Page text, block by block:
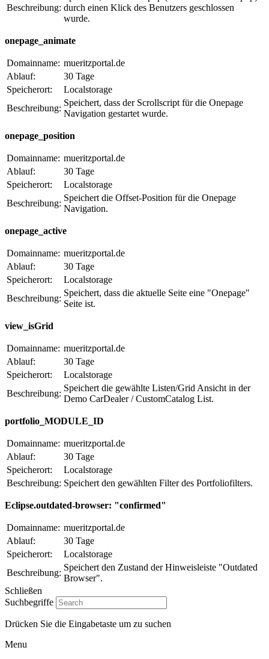
Beschreibung: durch einen Klick des Benutzers geschlossen
wurde.
onepage_animate
Domainname: mueritzportal.de
Ablauf:
30 Tage
Speicherort:
Localstorage
Beschreibung:
Speichert, dass der Scrollscript für die Onepage
Navigation gestartet wurde.
onepage_position
Domainname: mueritzportal.de
Ablauf:
30 Tage
Speicherort:
Localstorage
Beschreibung:
Speichert die Offset-Position für die Onepage
Navigation.
onepage_active
Domainname: mueritzportal.de
Ablauf:
30 Tage
Speicherort:
Localstorage
Beschreibung:
Speichert, dass die aktuelle Seite eine "Onepage"
Seite ist.
view_isGrid
Domainname: mueritzportal.de
Ablauf:
30 Tage
Speicherort:
Localstorage
Beschreibung:
Speichert die gewählte Listen/Grid Ansicht in der
Demo CarDealer / CustomCatalog List.
portfolio_MODULE_ID
Domainname: mueritzportal.de
Ablauf:
30 Tage
Speicherort:
Localstorage
Beschreibung: Speichert den gewählten Filter des Portfoliofilters.
Eclipse.outdated-browser: "confirmed"
Domainname: mueritzportal.de
Ablauf:
30 Tage
Speicherort:
Localstorage
Beschreibung:
Speichert den Zustand der Hinweisleiste "Outdated
Browser".
Schließen
Suchbegriffe
Drücken Sie die Eingabetaste um zu suchen
Menu